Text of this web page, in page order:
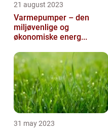
21 august 2023
Varmepumper – den
miljøvenlige og
økonomiske energ...
31 may 2023